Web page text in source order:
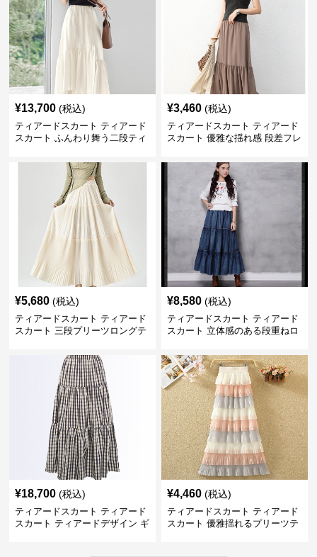
¥13,700 (税込)
ティアードスカート ティアード
スカート ふんわり舞う二段ティ
¥3,460 (税込)
ティアードスカート ティアード
スカート 優雅な揺れ感 段差フレ
¥5,680 (税込)
ティアードスカート ティアード
スカート 三段プリーツロングテ
¥8,580 (税込)
ティアードスカート ティアード
スカート 立体感のある段重ねロ
¥18,700 (税込)
ティアードスカート ティアード
スカート ティアードデザイン ギ
¥4,460 (税込)
ティアードスカート ティアード
スカート 優雅揺れるプリーツテ